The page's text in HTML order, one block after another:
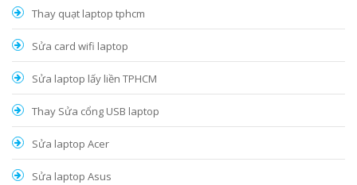
Thay quạt laptop tphcm
Sửa card wifi laptop
Sửa laptop lấy liền TPHCM
Thay Sửa cổng USB laptop
Sửa laptop Acer
Sửa laptop Asus